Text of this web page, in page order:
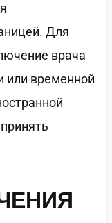
Для
врача
или временной